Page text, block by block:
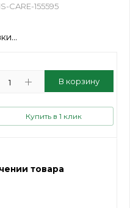
CARE-155595
В корзину
Купить в 1 клик
товара